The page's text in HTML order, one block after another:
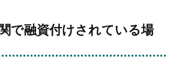
で融資付けされている場